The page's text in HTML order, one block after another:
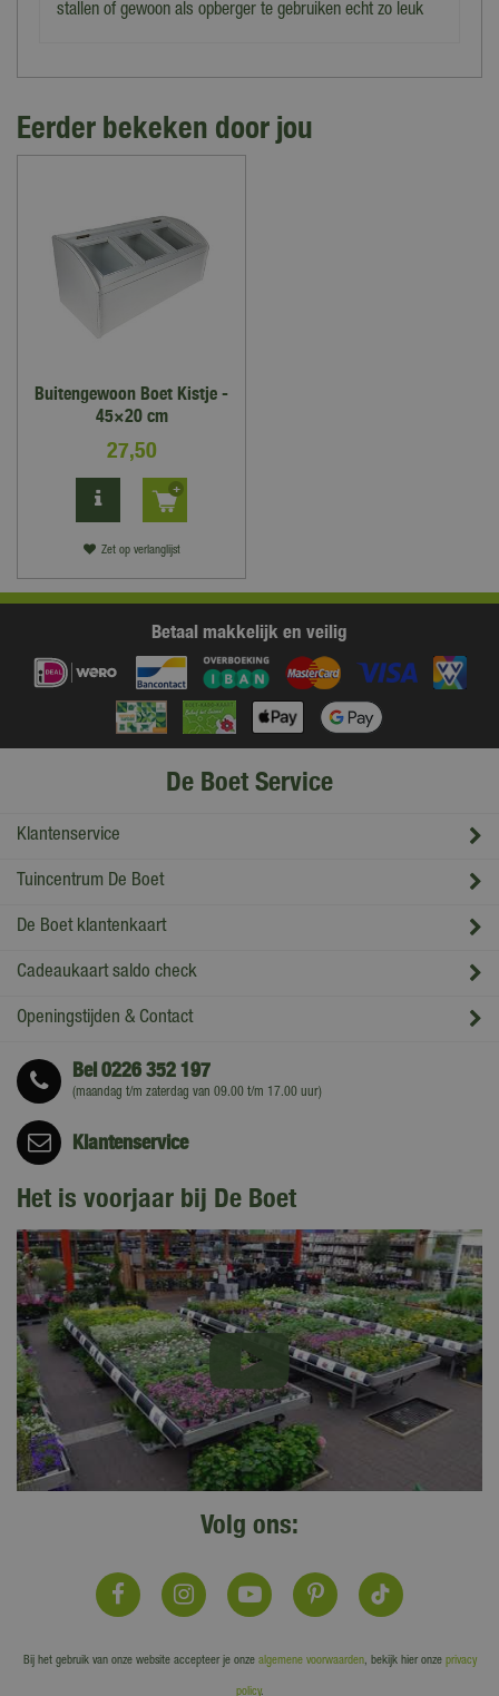
stallen of gewoon als opberger te gebruiken echt zo leuk
Eerder bekeken door jou
Buitengewoon Boet Kistje -
45×20 cm
27,50
Zet op verlanglijst
Betaal makkelijk en veilig
De Boet Service
Klantenservice
Tuincentrum De Boet
De Boet klantenkaart
Cadeaukaart saldo check
Openingstijden & Contact
Bel0226 352 197
(maandag t/m zaterdag van 09.00 t/m 17.00 uur)
Klantenservice
Het is voorjaar bij De Boet
Volg ons:
Bij het gebruik van onze website accepteer je onze algemene voorwaarden, bekijk hier onze privacy
policy.